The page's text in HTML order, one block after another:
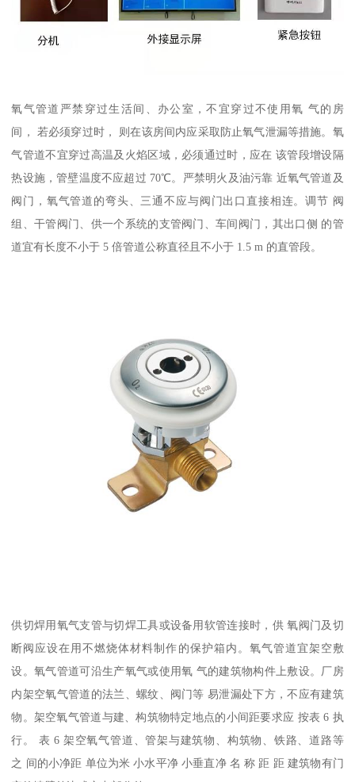
氧气管道严禁穿过生活间、办公室，不宜穿过不使用氧 气的房
间， 若必须穿过时， 则在该房间内应采取防止氧气泄漏等措施。氧
气管道不宜穿过高温及火焰区域，必须通过时，应在 该管段增设隔
热设施，管壁温度不应超过 70℃。严禁明火及油污靠 近氧气管道及
阀门，氧气管道的弯头、三通不应与阀门出口直接相连。调节 阀
组、干管阀门、供一个系统的支管阀门、车间阀门，其出口侧 的管
道宜有长度不小于 5 倍管道公称直径且不小于 1.5 m 的直管段。
供切焊用氧气支管与切焊工具或设备用软管连接时，供 氧阀门及切
断阀应设在用不燃烧体材料制作的保护箱内。氧气管道宜架空敷
设。氧气管道可沿生产氧气或使用氧 气的建筑物构件上敷设。厂房
内架空氧气管道的法兰、螺纹、阀门等 易泄漏处下方，不应有建筑
物。架空氧气管道与建、构筑物特定地点的小间距要求应 按表 6 执
行。 表 6 架空氧气管道、管架与建筑物、构筑物、铁路、道路等
之 间的小净距 单位为米 小水平净 小垂直净 名 称 距 距 建筑物有门